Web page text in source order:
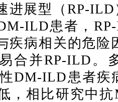
进展型（RP-
ILD患者，
疾病相关的危
合并RP-ILD。
DM-ILD患者疾
，相比研究中